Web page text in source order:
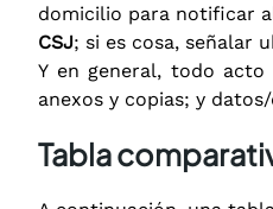
domicilio para notificar
CSJ; si es cosa, señalar
Y en general, todo
anexos y copias; y
Tabla